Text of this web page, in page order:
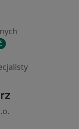
- Strona główna